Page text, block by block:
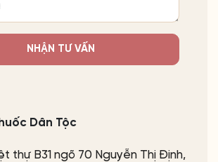
NHẬN TƯ VẤN
Dân Tộc
thự B31 ngõ 70 Nguyễn Thị Định,